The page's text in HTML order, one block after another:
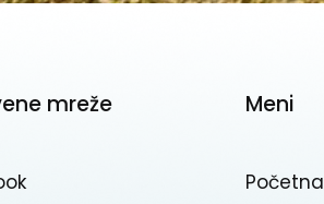
mreže Meni
Početna